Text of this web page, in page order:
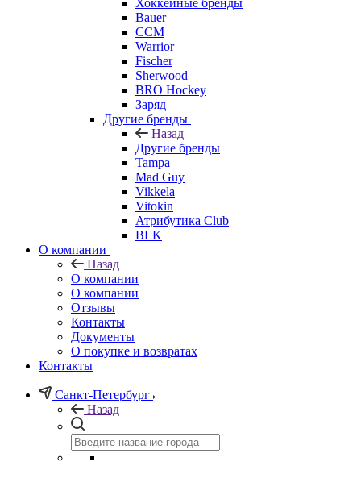
Хоккейные бренды
Bauer
CCM
Warrior
Fischer
Sherwood
BRO Hockey
Заряд
Другие бренды
Назад
Другие бренды
Tampa
Mad Guy
Vikkela
Vitokin
Атрибутика Club
BLK
О компании
Назад
О компании
О компании
Отзывы
Контакты
Документы
О покупке и возвратах
Контакты
Санкт-Петербург
Назад